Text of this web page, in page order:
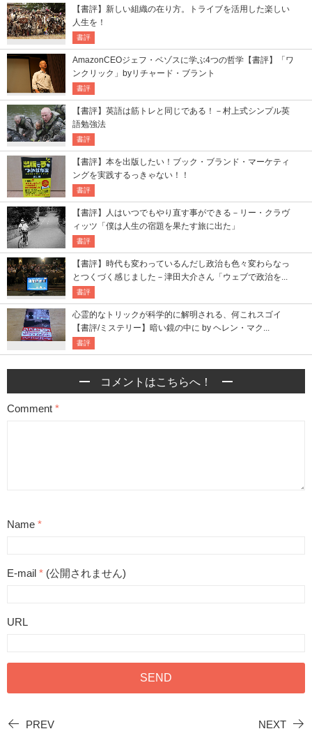
【書評】新しい組織の在り方。トライブを活用した楽しい
人生を！
書評
AmazonCEOジェフ・ベゾスに学ぶ4つの哲学【書評】「ワ
ンクリック」byリチャード・ブラント
書評
【書評】英語は筋トレと同じである！－村上式シンプル英
語勉強法
書評
【書評】本を出版したい！ブック・ブランド・マーケティ
ングを実践するっきゃない！！
書評
【書評】人はいつでもやり直す事ができる－リー・クラヴ
ィッツ「僕は人生の宿題を果たす旅に出た」
書評
【書評】時代も変わっているんだし政治も色々変わらなっ
とつくづく感じました－津田大介さん「ウェブで政治を...
書評
心霊的なトリックが科学的に解明される、何これスゴイ
【書評/ミステリー】暗い鏡の中に by ヘレン・マク...
書評
コメントはこちらへ！
Comment *
Name *
E-mail * (公開されません)
URL
PREV NEXT